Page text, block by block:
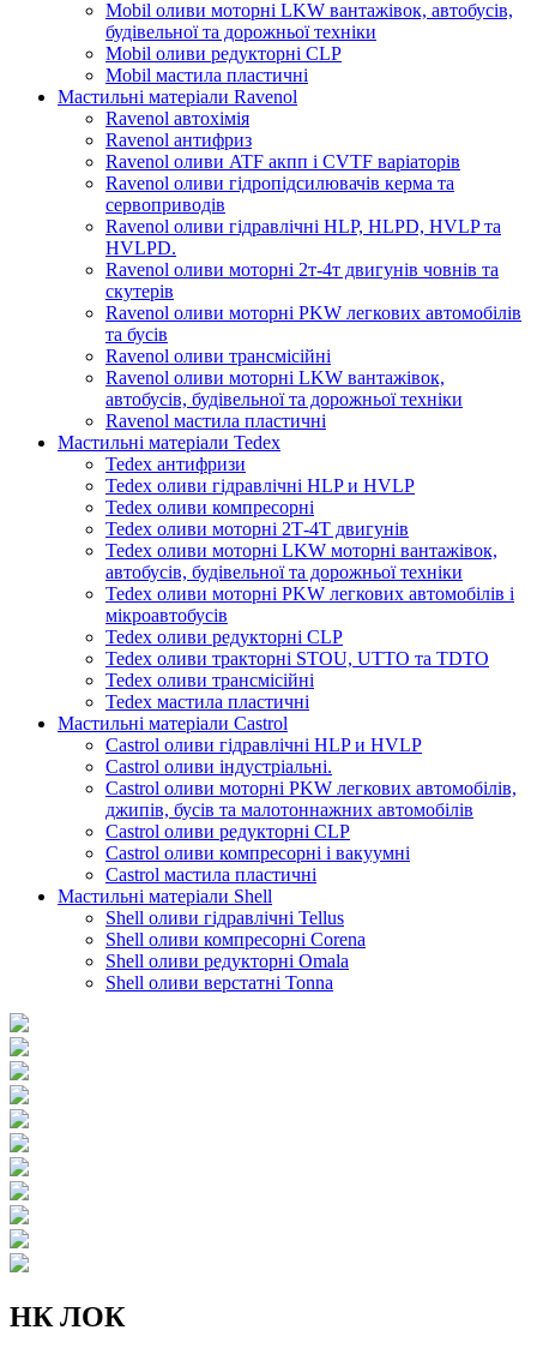
Mobil оливи моторні LKW вантажівок, автобусів,
будівельної та дорожньої техніки
Mobil оливи редукторні CLP
Mobil мастила пластичні
Мастильні матеріали Ravenol
Ravenol автохімія
Ravenol антифриз
Ravenol оливи ATF акпп і CVTF варіаторів
Ravenol оливи гідропідсилювачів керма та
сервоприводів
Ravenol оливи гідравлічні HLP, HLPD, HVLP та
HVLPD.
Ravenol оливи моторні 2т-4т двигунів човнів та
скутерів
Ravenol оливи моторні PKW легкових автомобілів
та бусів
Ravenol оливи трансмісійні
Ravenol оливи моторні LKW вантажівок,
автобусів, будівельної та дорожньої техніки
Ravenol мастила пластичні
Мастильні матеріали Tedex
Tedex антифризи
Tedex оливи гідравлічні HLP и HVLP
Tedex оливи компресорні
Tedex оливи моторні 2Т-4Т двигунів
Tedex оливи моторні LKW моторні вантажівок,
автобусів, будівельної та дорожньої техніки
Tedex оливи моторні PKW легкових автомобілів і
мікроавтобусів
Tedex оливи редукторні CLP
Tedex оливи тракторні STOU, UTTO та TDTO
Tedex оливи трансмісійні
Tedex мастила пластичні
Мастильні матеріали Castrol
Castrol оливи гідравлічні HLP и HVLP
Castrol оливи індустріальні.
Castrol оливи моторні PKW легкових автомобілів,
джипів, бусів та малотоннажних автомобілів
Castrol оливи редукторні CLP
Castrol оливи компресорні і вакуумні
Castrol мастила пластичні
Мастильні матеріали Shell
Shell оливи гідравлічні Tellus
Shell оливи компресорні Corena
Shell оливи редукторні Omala
Shell оливи верстатні Tonna
НК ЛОК